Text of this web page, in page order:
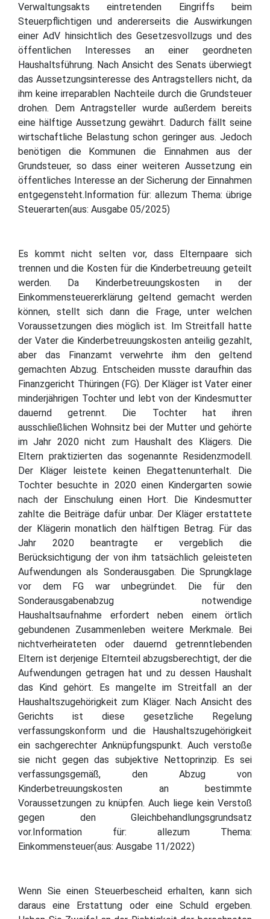
Verwaltungsakts eintretenden Eingriffs beim
Steuerpflichtigen und andererseits die Auswirkungen
einer AdV hinsichtlich des Gesetzesvollzugs und des
öffentlichen Interesses an einer geordneten
Haushaltsführung. Nach Ansicht des Senats überwiegt
das Aussetzungsinteresse des Antragstellers nicht, da
ihm keine irreparablen Nachteile durch die Grundsteuer
drohen. Dem Antragsteller wurde außerdem bereits
eine hälftige Aussetzung gewährt. Dadurch fällt seine
wirtschaftliche Belastung schon geringer aus. Jedoch
benötigen die Kommunen die Einnahmen aus der
Grundsteuer, so dass einer weiteren Aussetzung ein
öffentliches Interesse an der Sicherung der Einnahmen
entgegensteht.Information für: allezum Thema: übrige
Steuerarten(aus: Ausgabe 05/2025)
Es kommt nicht selten vor, dass Elternpaare sich
trennen und die Kosten für die Kinderbetreuung geteilt
werden. Da Kinderbetreuungskosten in der
Einkommensteuererklärung geltend gemacht werden
können, stellt sich dann die Frage, unter welchen
Voraussetzungen dies möglich ist. Im Streitfall hatte
der Vater die Kinderbetreuungskosten anteilig gezahlt,
aber das Finanzamt verwehrte ihm den geltend
gemachten Abzug. Entscheiden musste daraufhin das
Finanzgericht Thüringen (FG). Der Kläger ist Vater einer
minderjährigen Tochter und lebt von der Kindesmutter
dauernd getrennt. Die Tochter hat ihren
ausschließlichen Wohnsitz bei der Mutter und gehörte
im Jahr 2020 nicht zum Haushalt des Klägers. Die
Eltern praktizierten das sogenannte Residenzmodell.
Der Kläger leistete keinen Ehegattenunterhalt. Die
Tochter besuchte in 2020 einen Kindergarten sowie
nach der Einschulung einen Hort. Die Kindesmutter
zahlte die Beiträge dafür unbar. Der Kläger erstattete
der Klägerin monatlich den hälftigen Betrag. Für das
Jahr 2020 beantragte er vergeblich die
Berücksichtigung der von ihm tatsächlich geleisteten
Aufwendungen als Sonderausgaben. Die Sprungklage
vor dem FG war unbegründet. Die für den
Sonderausgabenabzug notwendige
Haushaltsaufnahme erfordert neben einem örtlich
gebundenen Zusammenleben weitere Merkmale. Bei
nichtverheirateten oder dauernd getrenntlebenden
Eltern ist derjenige Elternteil abzugsberechtigt, der die
Aufwendungen getragen hat und zu dessen Haushalt
das Kind gehört. Es mangelte im Streitfall an der
Haushaltszugehörigkeit zum Kläger. Nach Ansicht des
Gerichts ist diese gesetzliche Regelung
verfassungskonform und die Haushaltszugehörigkeit
ein sachgerechter Anknüpfungspunkt. Auch verstoße
sie nicht gegen das subjektive Nettoprinzip. Es sei
verfassungsgemäß, den Abzug von
Kinderbetreuungskosten an bestimmte
Voraussetzungen zu knüpfen. Auch liege kein Verstoß
gegen den Gleichbehandlungsgrundsatz
vor.Information für: allezum Thema:
Einkommensteuer(aus: Ausgabe 11/2022)
Wenn Sie einen Steuerbescheid erhalten, kann sich
daraus eine Erstattung oder eine Schuld ergeben.